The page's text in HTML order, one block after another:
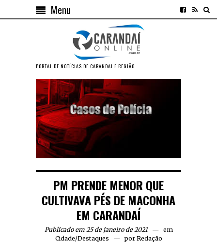
Menu
PORTAL DE NOTÍCIAS DE CARANDAI E REGIÃO
PM PRENDE MENOR QUE
CULTIVAVA PÉS DE MACONHA
EM CARANDAÍ
Publicado em 25 de janeiro de 2021
em
Cidade/Destaques por Redação